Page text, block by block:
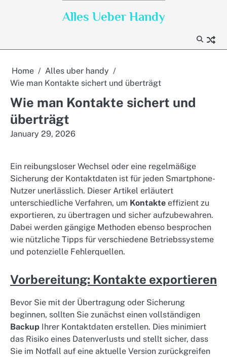
Alles Ueber Handy
Home
Alles uber handy
Wie man Kontakte sichert und überträgt
Wie man Kontakte sichert und
überträgt
January 29, 2026
Ein reibungsloser Wechsel oder eine regelmäßige
Sicherung der Kontaktdaten ist für jeden Smartphone-
Nutzer unerlässlich. Dieser Artikel erläutert
unterschiedliche Verfahren, um Kontakte effizient zu
exportieren, zu übertragen und sicher aufzubewahren.
Dabei werden gängige Methoden ebenso besprochen
wie nützliche Tipps für verschiedene Betriebssysteme
und potenzielle Fehlerquellen.
Vorbereitung: Kontakte exportieren
Bevor Sie mit der Übertragung oder Sicherung
beginnen, sollten Sie zunächst einen vollständigen
Backup Ihrer Kontaktdaten erstellen. Dies minimiert
das Risiko eines Datenverlusts und stellt sicher, dass
Sie im Notfall auf eine aktuelle Version zurückgreifen